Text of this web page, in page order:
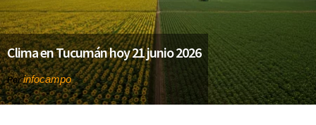
Clima en Tucumán hoy 21 junio 2026
Porinfocampo